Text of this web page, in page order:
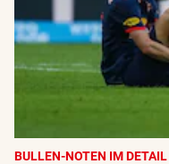
BULLEN-NOTEN IM DETAIL